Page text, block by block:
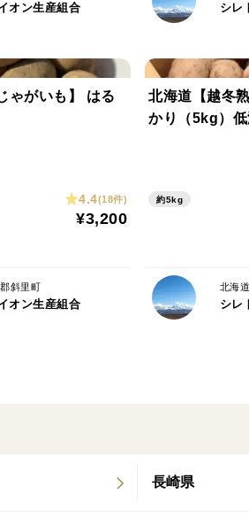
長崎県
オン生産組合 シレ
ゃがいも】 はる
4.4(18件)
¥3,200
斜里町
オン生産組合
北海道【越冬
かり（5kg）
約5kg
北海
シレ